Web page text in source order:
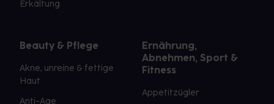
Erkältung
Beauty & Pflege
Akne, unreine & fettige
Haut
Anti-Age
Ernährung,
Abnehmen, Sport &
Fitness
Appetitzügler